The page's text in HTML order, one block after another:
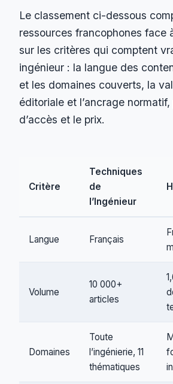
Le classement ci-dessous
ressources francophones face
sur les critères qui comptent
ingénieur : la langue des
et les domaines couverts, la
éditoriale et l’ancrage
d’accès et le prix.
Critère
Techniques
de
l’Ingénieur
Langue Français
Volume
10 000+
articles
Domaines
Toute
l’ingénierie, 11
thématiques